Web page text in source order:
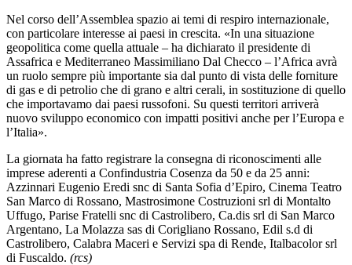
Nel corso dell’Assemblea spazio ai temi di respiro internazionale,
con particolare interesse ai paesi in crescita. «In una situazione
geopolitica come quella attuale – ha dichiarato il presidente di
Assafrica e Mediterraneo Massimiliano Dal Checco – l’Africa avrà
un ruolo sempre più importante sia dal punto di vista delle forniture
di gas e di petrolio che di grano e altri cerali, in sostituzione di quello
che importavamo dai paesi russofoni. Su questi territori arriverà
nuovo sviluppo economico con impatti positivi anche per l’Europa e
l’Italia».
La giornata ha fatto registrare la consegna di riconoscimenti alle
imprese aderenti a Confindustria Cosenza da 50 e da 25 anni:
Azzinnari Eugenio Eredi snc di Santa Sofia d’Epiro, Cinema Teatro
San Marco di Rossano, Mastrosimone Costruzioni srl di Montalto
Uffugo, Parise Fratelli snc di Castrolibero, Ca.dis srl di San Marco
Argentano, La Molazza sas di Corigliano Rossano, Edil s.d di
Castrolibero, Calabra Maceri e Servizi spa di Rende, Italbacolor srl
di Fuscaldo. (rcs)